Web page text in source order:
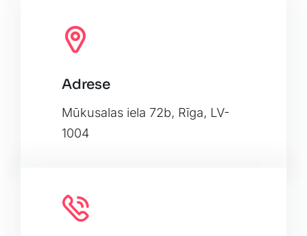
OpenStreetMap, under ODbL.
Adrese
Mūkusalas iela 72b, Rīga, LV-
1004